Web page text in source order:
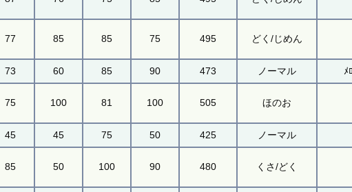
77 85 85 75 495 どく/じめん
73 60 85 90 473 ノーマル ﾒ
75 100 81 100 505 ほのお
45 45 75 50 425 ノーマル
85 50 100 90 480 くさ/どく